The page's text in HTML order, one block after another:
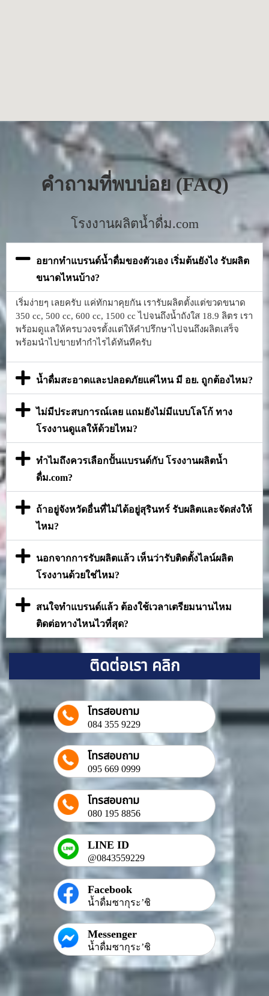
คำถามที่พบบ่อย (FAQ)
โรงงานผลิตน้ำดื่ม.com
อยากทำแบรนด์น้ำดื่มของตัวเอง เริ่มต้นยังไง รับผลิต
ขนาดไหนบ้าง?
เริ่มง่ายๆ เลยครับ แค่ทักมาคุยกัน เรารับผลิตตั้งแต่ขวดขนาด
350 cc, 500 cc, 600 cc, 1500 cc ไปจนถึงน้ำถังใส 18.9 ลิตร เรา
พร้อมดูแลให้ครบวงจรตั้งแต่ให้คำปรึกษาไปจนถึงผลิตเสร็จ
พร้อมนำไปขายทำกำไรได้ทันทีครับ
น้ำดื่มสะอาดและปลอดภัยแค่ไหน มี อย. ถูกต้องไหม?
ไม่มีประสบการณ์เลย แถมยังไม่มีแบบโลโก้ ทาง
โรงงานดูแลให้ด้วยไหม?
ทำไมถึงควรเลือกปั้นแบรนด์กับ โรงงานผลิตน้ำ
ดื่ม.com?
ถ้าอยู่จังหวัดอื่นที่ไม่ได้อยู่สุรินทร์ รับผลิตและจัดส่งให้
ไหม?
นอกจากการรับผลิตแล้ว เห็นว่ารับติดตั้งไลน์ผลิต
โรงงานด้วยใช่ไหม?
สนใจทำแบรนด์แล้ว ต้องใช้เวลาเตรียมนานไหม
ติดต่อทางไหนไวที่สุด?
ติดต่อเรา คลิก
โทรสอบถาม
084 355 9229
โทรสอบถาม
095 669 0999
โทรสอบถาม
080 195 8856
LINE ID
@0843559229
Facebook
น้ำดื่มซากุระ’ชิ
Messenger
น้ำดื่มซากุระ’ชิ